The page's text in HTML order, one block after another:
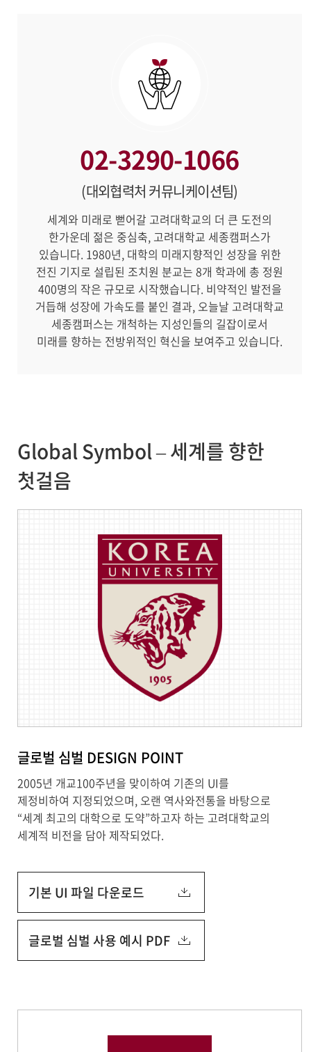
02-3290-1066
(대외협력처 커뮤니케이션팀)
세계와 미래로 뻗어갈 고려대학교의 더 큰 도전의
한가운데 젊은 중심축, 고려대학교 세종캠퍼스가
있습니다. 1980년, 대학의 미래지향적인 성장을 위한
전진 기지로 설립된 조치원 분교는 8개 학과에 총 정원
400명의 작은 규모로 시작했습니다. 비약적인 발전을
거듭해 성장에 가속도를 붙인 결과, 오늘날 고려대학교
세종캠퍼스는 개척하는 지성인들의 길잡이로서
미래를 향하는 전방위적인 혁신을 보여주고 있습니다.
Global Symbol – 세계를 향한
첫걸음
글로벌 심벌 DESIGN POINT
2005년 개교100주년을 맞이하여 기존의 UI를
제정비하여 지정되었으며, 오랜 역사와전통을 바탕으로
“세계 최고의 대학으로 도약”하고자 하는 고려대학교의
세계적 비전을 담아 제작되었다.
기본 UI 파일 다운로드
글로벌 심벌 사용 예시 PDF